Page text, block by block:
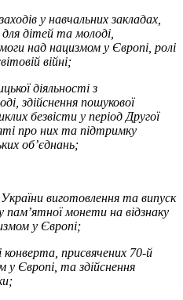
у навчальних закладах,
дітей та молоді,
над нацизмом у Європі, ролі
війні;
діяльності з
здійснення пошукової
безвісти у період Другої
про них та підтримку
об’єднань;
виготовлення та випуск
пам’ятної монети на відзнаку
у Європі;
конверта, присвячених 70-й
у Європі, та здійснення